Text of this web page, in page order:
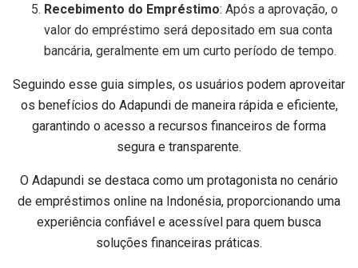
Recebimento do Empréstimo: Após a aprovação, o
valor do empréstimo será depositado em sua conta
bancária, geralmente em um curto período de tempo.
Seguindo esse guia simples, os usuários podem aproveitar
os benefícios do Adapundi de maneira rápida e eficiente,
garantindo o acesso a recursos financeiros de forma
segura e transparente.
O Adapundi se destaca como um protagonista no cenário
de empréstimos online na Indonésia, proporcionando uma
experiência confiável e acessível para quem busca
soluções financeiras práticas.